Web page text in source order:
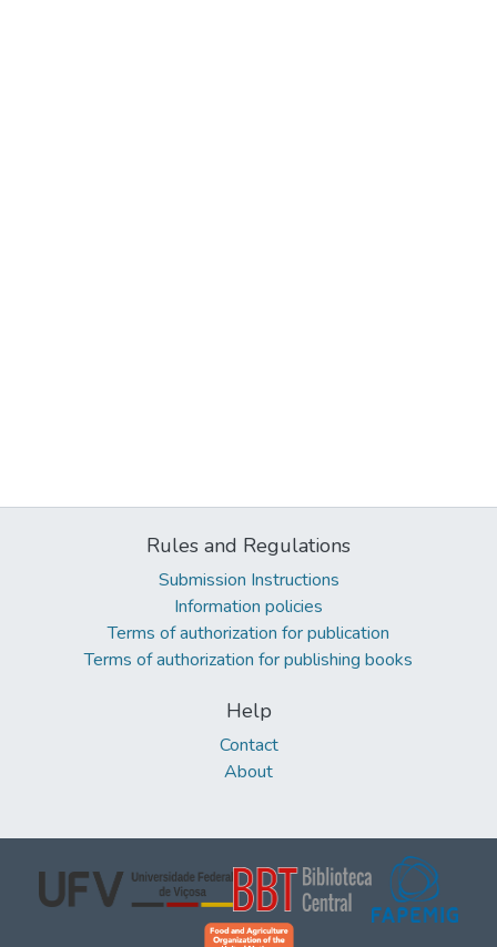
Rules and Regulations
Submission Instructions
Information policies
Terms of authorization for publication
Terms of authorization for publishing books
Help
Contact
About